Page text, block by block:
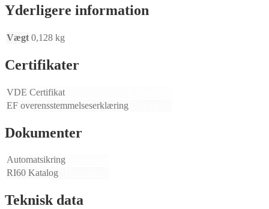
Yderligere information
Vægt 0,128 kg
Certifikater
VDE Certifikat
EF overensstemmelseserklæring
Dokumenter
Automatsikring
RI60 Katalog
Teknisk data